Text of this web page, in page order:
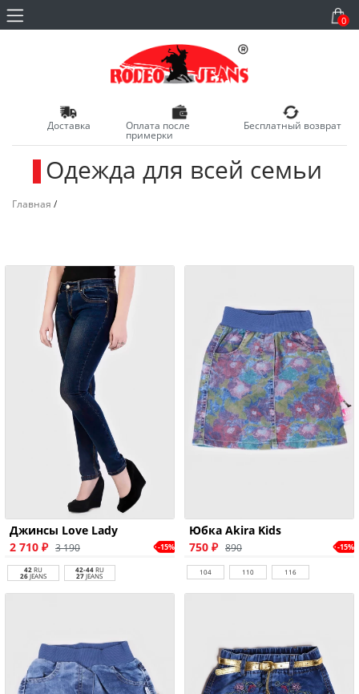
0
Доставка Оплата после
примерки
Бесплатный возврат
Одежда для всей семьи
Главная /
Джинсы Love Lady
2 710 ₽ 3 190 -15%
42RU
26JEANS
42-44RU
27JEANS
Юбка Akira Kids
750 ₽ 890 -15%
104 110 116